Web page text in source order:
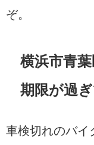
ぞ。
横浜市青
期限が過
車検切れのバイ